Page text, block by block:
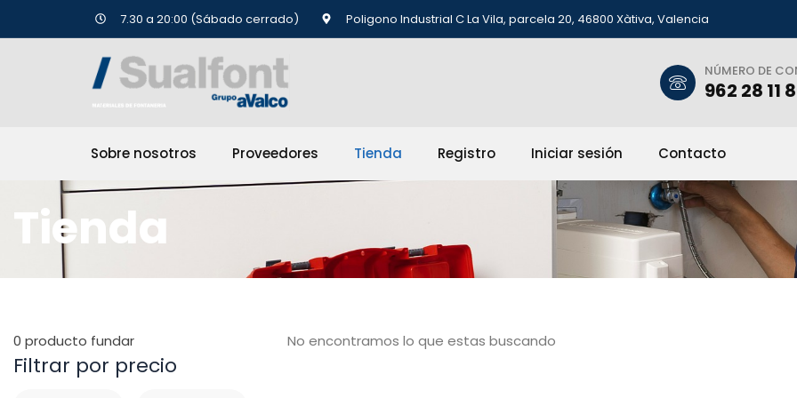
7.30 a 20:00 (Sábado cerrado) Poligono Industrial C La Vila, parcela 20, 46800 Xàtiva, Valencia
NÚMERO DE
962 28 11
Sobre nosotros Proveedores Tienda Registro Iniciar sesión Contacto
Tienda
0 producto fundar
Filtrar por precio
No encontramos lo que estas buscando